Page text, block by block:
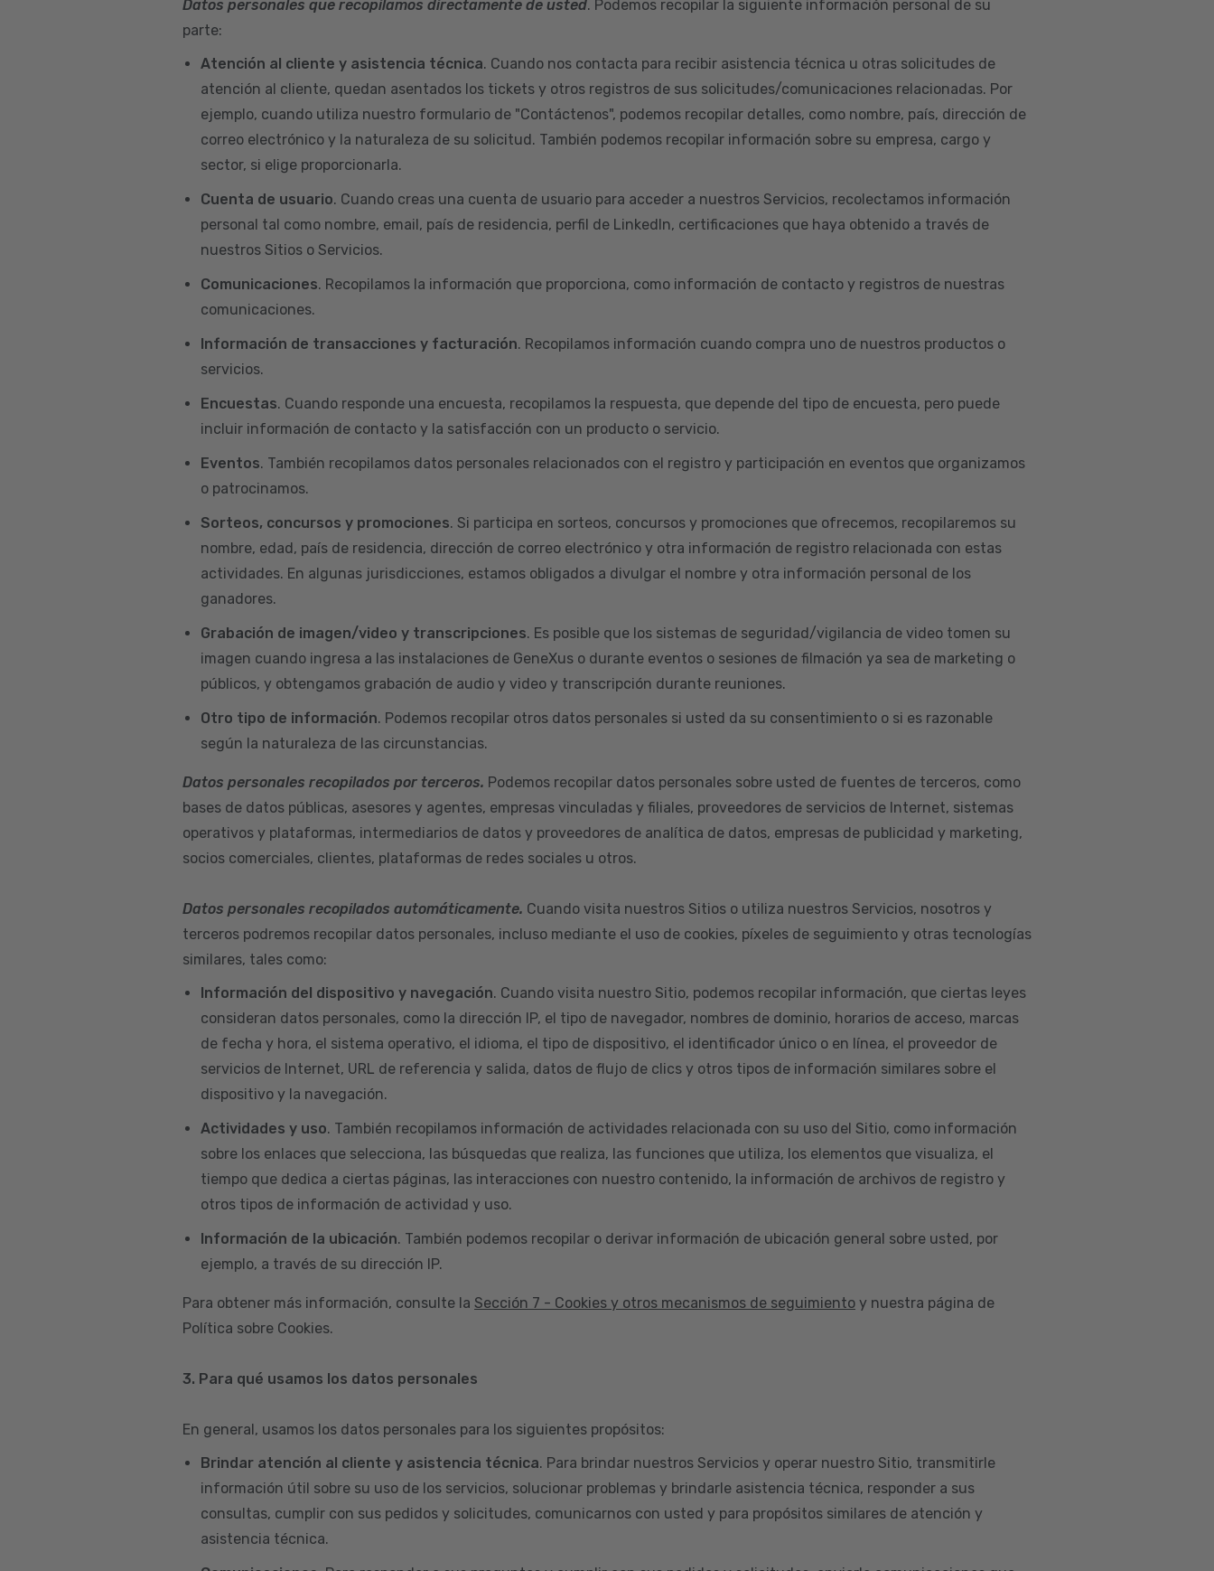
Datos personales que recopilamos directamente de usted. Podemos recopilar la siguiente información personal de su
parte:
Atención al cliente y asistencia técnica. Cuando nos contacta para recibir asistencia técnica u otras solicitudes de
atención al cliente, quedan asentados los tickets y otros registros de sus solicitudes/comunicaciones relacionadas. Por
ejemplo, cuando utiliza nuestro formulario de "Contáctenos", podemos recopilar detalles, como nombre, país, dirección de
correo electrónico y la naturaleza de su solicitud. También podemos recopilar información sobre su empresa, cargo y
sector, si elige proporcionarla.
Cuenta de usuario. Cuando creas una cuenta de usuario para acceder a nuestros Servicios, recolectamos información
personal tal como nombre, email, país de residencia, perfil de LinkedIn, certificaciones que haya obtenido a través de
nuestros Sitios o Servicios.
Comunicaciones. Recopilamos la información que proporciona, como información de contacto y registros de nuestras
comunicaciones.
Información de transacciones y facturación. Recopilamos información cuando compra uno de nuestros productos o
servicios.
Encuestas. Cuando responde una encuesta, recopilamos la respuesta, que depende del tipo de encuesta, pero puede
incluir información de contacto y la satisfacción con un producto o servicio.
Eventos. También recopilamos datos personales relacionados con el registro y participación en eventos que organizamos
o patrocinamos.
Sorteos, concursos y promociones. Si participa en sorteos, concursos y promociones que ofrecemos, recopilaremos su
nombre, edad, país de residencia, dirección de correo electrónico y otra información de registro relacionada con estas
actividades. En algunas jurisdicciones, estamos obligados a divulgar el nombre y otra información personal de los
ganadores.
Grabación de imagen/video y transcripciones. Es posible que los sistemas de seguridad/vigilancia de video tomen su
imagen cuando ingresa a las instalaciones de GeneXus o durante eventos o sesiones de filmación ya sea de marketing o
públicos, y obtengamos grabación de audio y video y transcripción durante reuniones.
Otro tipo de información. Podemos recopilar otros datos personales si usted da su consentimiento o si es razonable
según la naturaleza de las circunstancias.
Datos personales recopilados por terceros. Podemos recopilar datos personales sobre usted de fuentes de terceros, como
bases de datos públicas, asesores y agentes, empresas vinculadas y filiales, proveedores de servicios de Internet, sistemas
operativos y plataformas, intermediarios de datos y proveedores de analítica de datos, empresas de publicidad y marketing,
socios comerciales, clientes, plataformas de redes sociales u otros.
Datos personales recopilados automáticamente. Cuando visita nuestros Sitios o utiliza nuestros Servicios, nosotros y
terceros podremos recopilar datos personales, incluso mediante el uso de cookies, píxeles de seguimiento y otras tecnologías
similares, tales como:
Información del dispositivo y navegación. Cuando visita nuestro Sitio, podemos recopilar información, que ciertas leyes
consideran datos personales, como la dirección IP, el tipo de navegador, nombres de dominio, horarios de acceso, marcas
de fecha y hora, el sistema operativo, el idioma, el tipo de dispositivo, el identificador único o en línea, el proveedor de
servicios de Internet, URL de referencia y salida, datos de flujo de clics y otros tipos de información similares sobre el
dispositivo y la navegación.
Actividades y uso. También recopilamos información de actividades relacionada con su uso del Sitio, como información
sobre los enlaces que selecciona, las búsquedas que realiza, las funciones que utiliza, los elementos que visualiza, el
tiempo que dedica a ciertas páginas, las interacciones con nuestro contenido, la información de archivos de registro y
otros tipos de información de actividad y uso.
Información de la ubicación. También podemos recopilar o derivar información de ubicación general sobre usted, por
ejemplo, a través de su dirección IP.
Para obtener más información, consulte la Sección 7 - Cookies y otros mecanismos de seguimiento y nuestra página de
Política sobre Cookies.
3. Para qué usamos los datos personales
En general, usamos los datos personales para los siguientes propósitos:
Brindar atención al cliente y asistencia técnica. Para brindar nuestros Servicios y operar nuestro Sitio, transmitirle
información útil sobre su uso de los servicios, solucionar problemas y brindarle asistencia técnica, responder a sus
consultas, cumplir con sus pedidos y solicitudes, comunicarnos con usted y para propósitos similares de atención y
asistencia técnica.